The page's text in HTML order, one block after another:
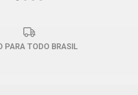
PARA TODO BRASIL